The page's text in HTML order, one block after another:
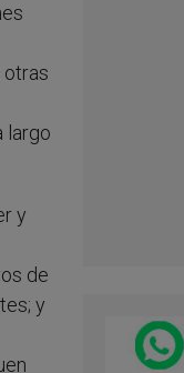
otras
largo
y
de
y